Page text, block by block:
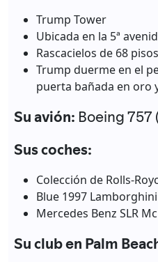
Trump Tower
Ubicada en la 5ª
Rascacielos de 68 pisos
Trump duerme en el
puerta bañada en oro
Su avión: Boeing 757
Sus coches:
Colección de Rolls-
Blue 1997
Mercedes Benz SLR
Su club en Palm